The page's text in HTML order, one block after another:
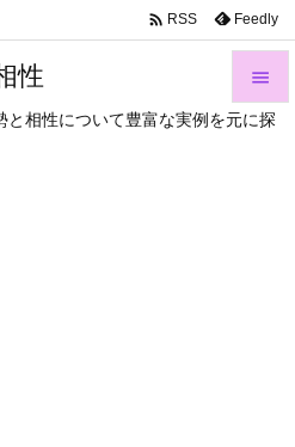
性
相性について豊富な実例を元に探


 RSS Feedly